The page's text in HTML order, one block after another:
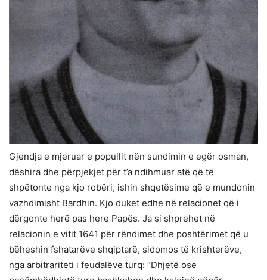
Gjendja e mjeruar e popullit nën sundimin e egër osman,
dëshira dhe përpjekjet për t’a ndihmuar atë që të
shpëtonte nga kjo robëri, ishin shqetësime që e mundonin
vazhdimisht Bardhin. Kjo duket edhe në relacionet që i
dërgonte herë pas here Papës. Ja si shprehet në
relacionin e vitit 1641 për rëndimet dhe poshtërimet që u
bëheshin fshatarëve shqiptarë, sidomos të krishterëve,
nga arbitrariteti i feudalëve turq: “Dhjetë ose